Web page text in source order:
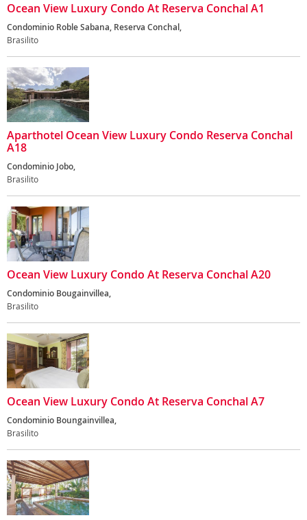
Ocean View Luxury Condo At Reserva Conchal A1
Condominio Roble Sabana, Reserva Conchal,
Brasilito
Aparthotel Ocean View Luxury Condo Reserva Conchal
A18
Condominio Jobo,
Brasilito
Ocean View Luxury Condo At Reserva Conchal A20
Condominio Bougainvillea,
Brasilito
Ocean View Luxury Condo At Reserva Conchal A7
Condominio Boungainvillea,
Brasilito